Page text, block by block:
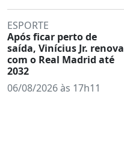
ESPORTE
Após ficar perto de
saída, Vinícius Jr. renova
com o Real Madrid até
2032
06/08/2026 às 17h11